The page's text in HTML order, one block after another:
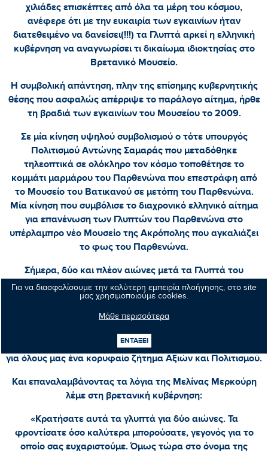
Για να διασφαλίσουμε την καλύτερη εμπειρία πλοήγησης, στο site
μας χρησιμοποιούμε cookies.
Μάθε περισσότερα
ΕΝΤΑΞΕΙ
χιλιάδες επισκέπτες από όλα τα μέρη του κόσμου,
ανέφερε ότι με την ευκαιρία των εγκαινίων ήταν
διατεθειμένο να δανείσει(!!!) τα Γλυπτά αρκεί η ελληνική
κυβέρνηση να αναγνωρίσει τι δικαίωμα ιδιοκτησίας στο
Βρετανικό Μουσείο.
Η συμβολική απάντηση, πλην της επίσημης κυβερνητικής
θέσης που ασφαλώς απέρριψε το παράλογο αίτημα, ήρθε
τη βραδιά των εγκαινίων του Μουσείου το 2009.
Σε μία κίνηση υψηλού συμβολισμού ο τότε υπουργός
Πολιτισμού Αντώνης Σαμαράς που μεταδόθηκε
τηλεοπτικά σε ολόκληρο τον κόσμο τοποθέτησε το
κομμάτι μαρμάρου του Παρθενώνα που επεστράφη από
το Μουσείο του Βατικανού σε μετόπη του Παρθενώνα.
Μία κίνηση που συμβόλισε το διαχρονικό ελληνικό αίτημα
για επανένωση των Γλυπτών του Παρθενώνα στο
υπέρλαμπρο νέο Μουσείο της Ακρόπολης που αγκαλιάζει
το φως του Παρθενώνα.
Σήμερα, δύο και πλέον αιώνες μετά τα Γλυπτά του
Παρθενώνα παραμένουν εξόριστα. Υπό βρετανική κατοχή.
Παρθενώνα, του Παγκόσμιου Πολιτισμού συνεχίζεται.
Η επανένωση των Γλυπτών του Παρθενώνα παραμένει
για όλους μας ένα κορυφαίο ζήτημα Αξιών και Πολιτισμού.
Και επαναλαμβάνοντας τα λόγια της Μελίνας Μερκούρη
λέμε στη βρετανική κυβέρνηση:
«Κρατήσατε αυτά τα γλυπτά για δύο αιώνες. Τα
φροντίσατε όσο καλύτερα μπορούσατε, γεγονός για το
οποίο σας ευχαριστούμε. Όμως τώρα στο όνομα της